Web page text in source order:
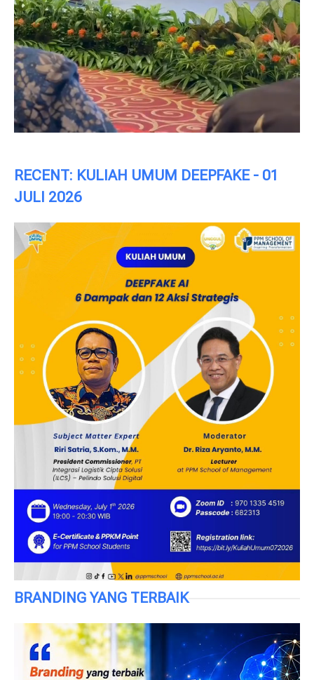
RECENT: KULIAH UMUM DEEPFAKE - 01
JULI 2026
BRANDING YANG TERBAIK